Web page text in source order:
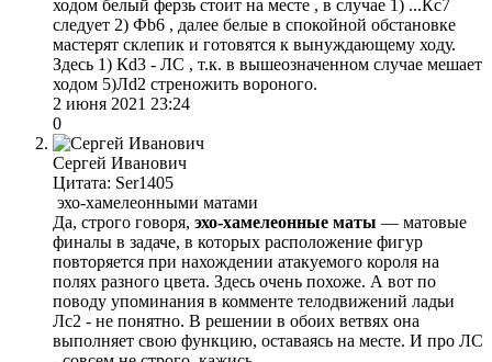
ходом белый ферзь стоит на месте , в случае 1) ...Кс7
следует 2) Фb6 , далее белые в спокойной обстановке
мастерят склепик и готовятся к вынуждающему ходу.
Здесь 1) Кd3 - ЛС , т.к. в вышеозначенном случае мешает
ходом 5)Лd2 cтреножить вороного.
2 июня 2021 23:24
0
Сергей Иванович
Цитата: Ser1405
эхо-хамелеонными матами
Да, строго говоря, эхо-хамелеонные маты — матовые
финалы в задаче, в которых расположение фигур
повторяется при нахождении атакуемого короля на
полях разного цвета. Здесь очень похоже. А вот по
поводу упоминания в комменте телодвижений ладьи
Лс2 - не понятно. В решении в обоих ветвях она
выполняет свою функцию, оставаясь на месте. И про ЛС